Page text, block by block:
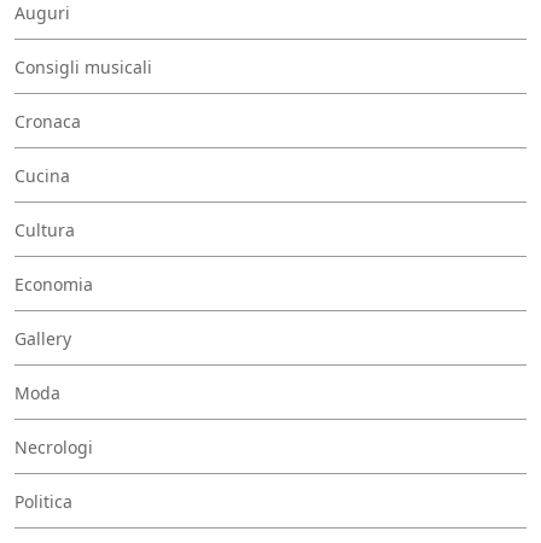
Auguri
Consigli musicali
Cronaca
Cucina
Cultura
Economia
Gallery
Moda
Necrologi
Politica